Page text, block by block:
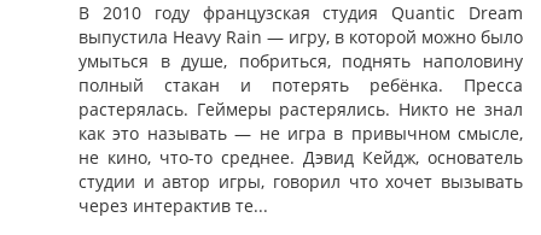
В 2010 году французская студия Quantic Dream
выпустила Heavy Rain — игру, в которой можно было
умыться в душе, побриться, поднять наполовину
полный стакан и потерять ребёнка. Пресса
растерялась. Геймеры растерялись. Никто не знал
как это называть — не игра в привычном смысле,
не кино, что-то среднее. Дэвид Кейдж, основатель
студии и автор игры, говорил что хочет вызывать
через интерактив те...